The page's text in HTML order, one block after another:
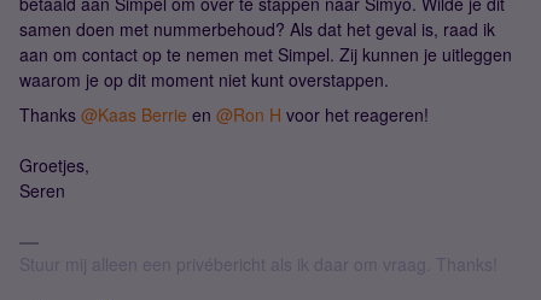
samen doen met nummerbehoud? Als dat het geval is, raad ik
aan om contact op te nemen met Simpel. Zij kunnen je uitleggen
waarom je op dit moment niet kunt overstappen.
Thanks @Kaas Berrie en @Ron H voor het reageren!
Groetjes,
Seren
Stuur mij alleen een privébericht als ik daar om vraag. Thanks!